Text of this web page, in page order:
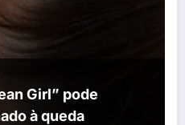
Girl” pode
à queda